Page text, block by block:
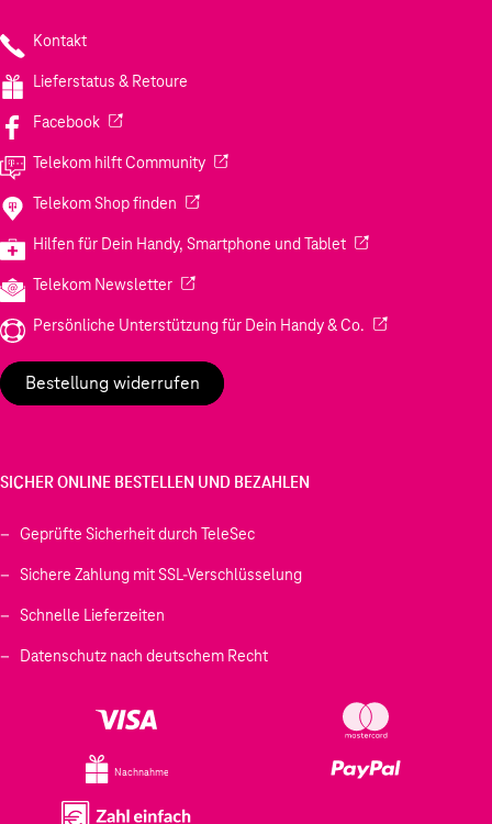
Kontakt
Lieferstatus & Retoure
Facebook(Wird in einem neuen Tab geöffnet)
Telekom hilft Community(Wird in einem neuen Tab geöffnet)
Telekom Shop finden (Wird in einem neuen Tab geöffnet)
Hilfen für Dein Handy, Smartphone und Tablet(Wird in einem
Telekom Newsletter(Wird in einem neuen Tab geöffnet)
Persönliche Unterstützung für Dein Handy & Co. (Wird in einem
Bestellung widerrufen
SICHER ONLINE BESTELLEN UND BEZAHLEN
Geprüfte Sicherheit durch TeleSec
Sichere Zahlung mit SSL-Verschlüsselung
Schnelle Lieferzeiten
Datenschutz nach deutschem Recht
Nachnahme